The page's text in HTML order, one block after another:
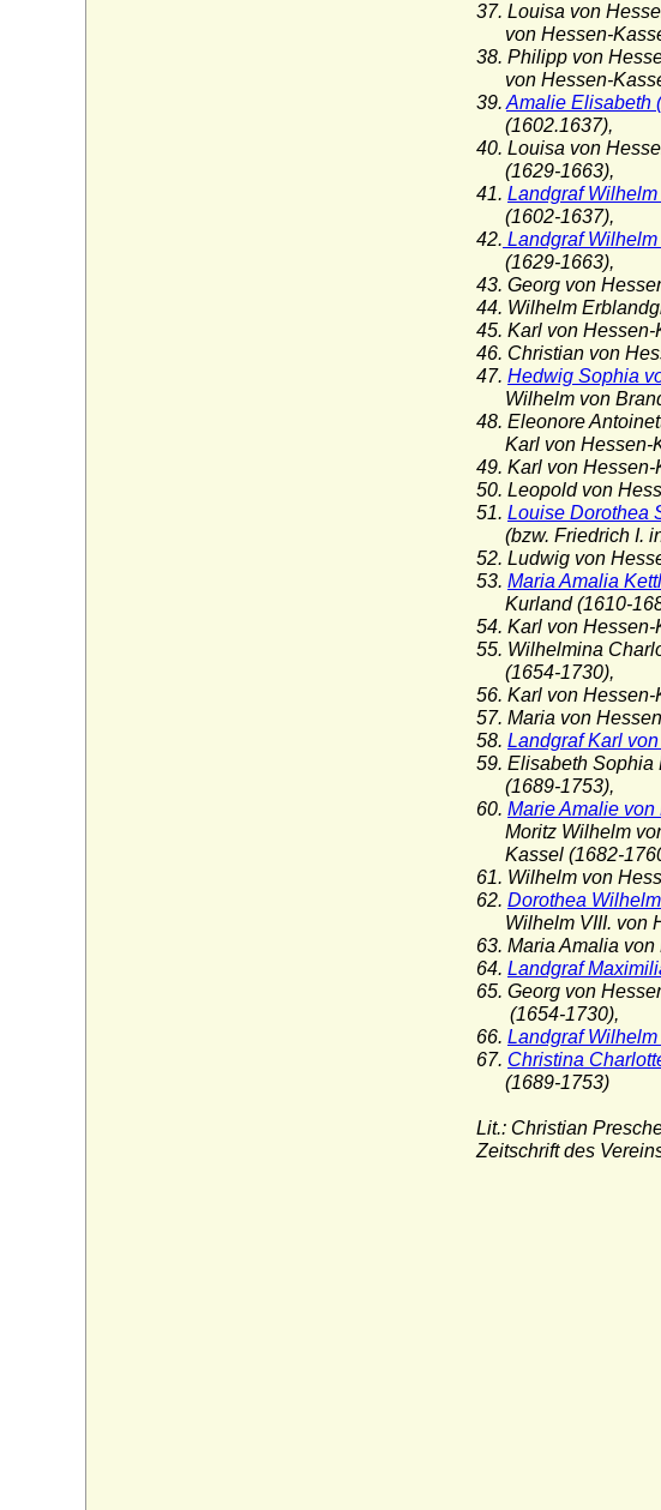
37. Louisa von
von Hessen-
38. Philipp von
von Hessen-
39. Amalie Elisabeth
(1602.1637),
40. Louisa von
(1629-1663),
41. Landgraf
(1602-1637),
42. Landgraf
(1629-1663),
43. Georg von
44. Wilhelm
45. Karl von
46. Christian von
47. Hedwig Sophia
Wilhelm von
48. Eleonore
Karl von Hessen-
49. Karl von
50. Leopold von
51. Louise Dorothea
(bzw. Friedrich I. in
52. Ludwig von
53. Maria Amalia
Kurland (1610-
54. Karl von
55. Wilhelmina
(1654-1730),
56. Karl von
57. Maria von
58. Landgraf Karl
59. Elisabeth Sophia
(1689-1753),
60. Marie Amalie
Moritz Wilhelm von
Kassel (1682-
61. Wilhelm von
62. Dorothea
Wilhelm VIII. von
63. Maria Amalia
64. Landgraf
65. Georg von
(1654-1730),
66. Landgraf
67. Christina
(1689-1753)
Lit.: Christian
Zeitschrift des